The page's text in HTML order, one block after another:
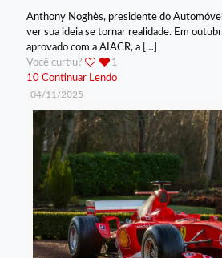
Anthony Noghès, presidente do
ver sua ideia se tornar realidade. Em
aprovado com a AIACR, a […]
Você curtiu?
1
10 Continuar Lendo
04/11/2025